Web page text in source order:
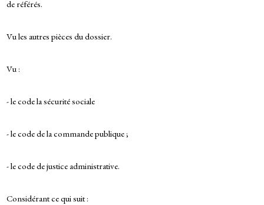
de référés.
Vu les autres pièces du dossier.
Vu :
- le code la sécurité sociale
- le code de la commande publique ;
- le code de justice administrative.
Considérant ce qui suit :